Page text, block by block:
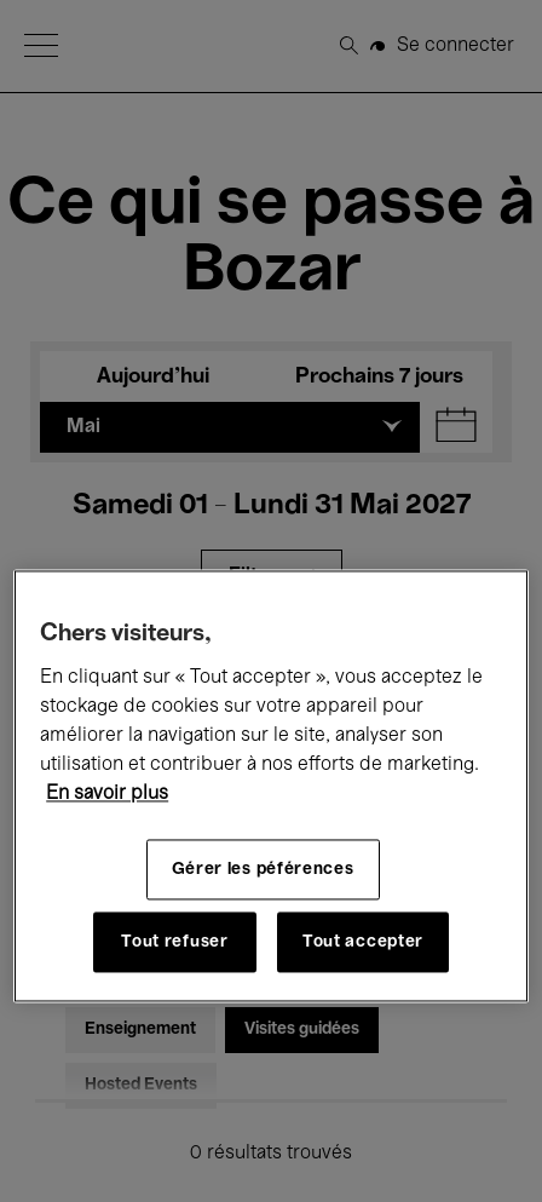
Open Menu
Rechercher
Se connecter
Ce qui se passe à
Bozar
Aujourd'hui Prochains 7 jours
Mai
Samedi 01 - Lundi 31 Mai 2027
Filtres
Expositions Films Performances
Rencontres & Débats Jazz
Musique électronique
Pour tous Kids’ Palace
Enseignement Visites guidées
Hosted Events
0 résultats trouvés
Chers visiteurs,
En cliquant sur « Tout accepter », vous acceptez le
stockage de cookies sur votre appareil pour
améliorer la navigation sur le site, analyser son
utilisation et contribuer à nos efforts de marketing.
En savoir plus
Gérer les péférences
Tout refuser Tout accepter